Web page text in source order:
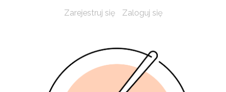
Zarejestruj się Zaloguj się